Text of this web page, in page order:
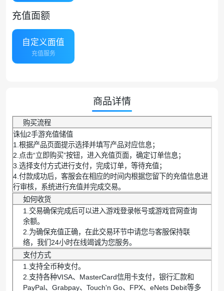
充值面额
自定义面值
充值服务
商品详情
购买流程
诛仙2手游充值储值
1.根据产品页面提示选择并填写产品对应信息；
2.点击“立即购买”按钮，进入充值页面，确定订单信息；
3.选择支付方式进行支付，完成订单，等待充值；
4.付款成功后，客服会在相应的时间内根据您留下的充值信息进
行审核，系统进行充值并完成交易。
如何收货
1.交易确保完成后可以进入游戏登录帐号或游戏官网查询
余额。
2.为确保充值正确，在此交易环节中请您与客服保持联
络，我们24小时在线竭诚为您服务。
支付方式
1.支持全币种支付。
2.支持各种VISA、MasterCard信用卡支付，银行汇款和
PayPal、Grabpay、Touch'n Go、FPX、eNets Debit等多